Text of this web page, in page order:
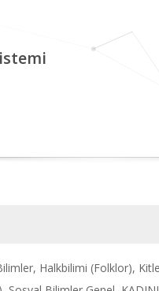
Halkbilimi (Folklor),